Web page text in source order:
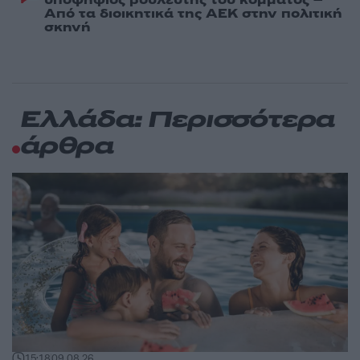
Από τα διοικητικά της ΑΕΚ στην πολιτική
σκηνή
Ελλάδα: Περισσότερα
άρθρα